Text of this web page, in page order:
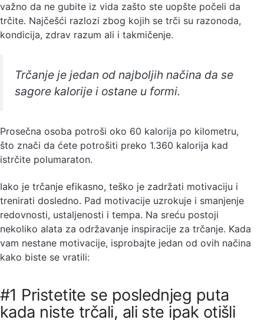
važno da ne gubite iz vida zašto ste uopšte počeli da
trčite. Najčešći razlozi zbog kojih se trči su razonoda,
kondicija, zdrav razum ali i takmičenje.
Trčanje je jedan od najboljih načina da se
sagore kalorije i ostane u formi.
Prosečna osoba potroši oko 60 kalorija po kilometru,
što znači da ćete potrošiti preko 1.360 kalorija kad
istrčite polumaraton.
Iako je trčanje efikasno, teško je zadržati motivaciju i
trenirati dosledno. Pad motivacije uzrokuje i smanjenje
redovnosti, ustaljenosti i tempa. Na sreću postoji
nekoliko alata za održavanje inspiracije za trčanje. Kada
vam nestane motivacije, isprobajte jedan od ovih načina
kako biste se vratili:
#1 Pristetite se poslednjeg puta
kada niste trčali, ali ste ipak otišli